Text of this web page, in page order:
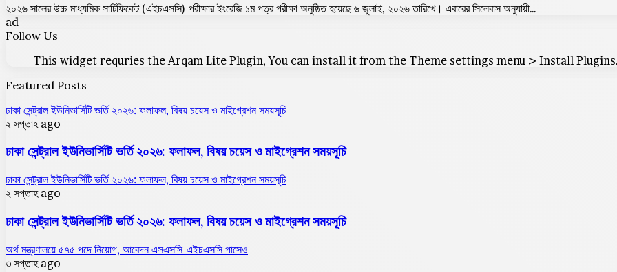
২০২৬ সালের উচ্চ মাধ্যমিক সার্টিফিকেট (এইচএসসি) পরীক্ষার ইংরেজি ১ম পত্র পরীক্ষা অনুষ্ঠিত হয়েছে ৬ জুলাই, ২০২৬ তারিখে। এবারের সিলেবাস অনুযায়ী…
ad
Follow Us
This widget requries the Arqam Lite Plugin, You can install it from the Theme settings menu > Install
Featured Posts
ঢাকা সেন্ট্রাল ইউনিভার্সিটি ভর্তি ২০২৬: ফলাফল, বিষয় চয়েস ও মাইগ্রেশন সময়সূচি
২ সপ্তাহ ago
ঢাকা সেন্ট্রাল ইউনিভার্সিটি ভর্তি ২০২৬: ফলাফল, বিষয় চয়েস ও মাইগ্রেশন সময়সূচি
ঢাকা সেন্ট্রাল ইউনিভার্সিটি ভর্তি ২০২৬: ফলাফল, বিষয় চয়েস ও মাইগ্রেশন সময়সূচি
২ সপ্তাহ ago
ঢাকা সেন্ট্রাল ইউনিভার্সিটি ভর্তি ২০২৬: ফলাফল, বিষয় চয়েস ও মাইগ্রেশন সময়সূচি
অর্থ মন্ত্রণালয়ে ৫৭৫ পদে নিয়োগ, আবেদন এসএসসি-এইচএসসি পাসেও
৩ সপ্তাহ ago